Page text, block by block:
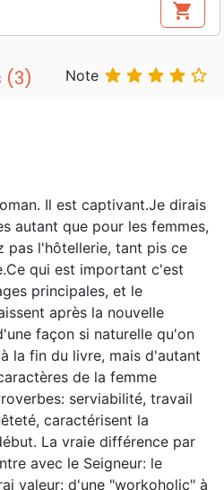
shopping_cart
(3) Note     
Il est captivant.Je dirais
autant que pour les femmes,
pas l'hôtellerie, tant pis ce
qui est important c'est
principales, et le
après la nouvelle
façon si naturelle qu'on
la fin du livre, mais d'autant
de la femme
serviabilité, travail
caractérisent la
La vraie différence par
avec le Seigneur: le
valeur: d'une "workoholic" à